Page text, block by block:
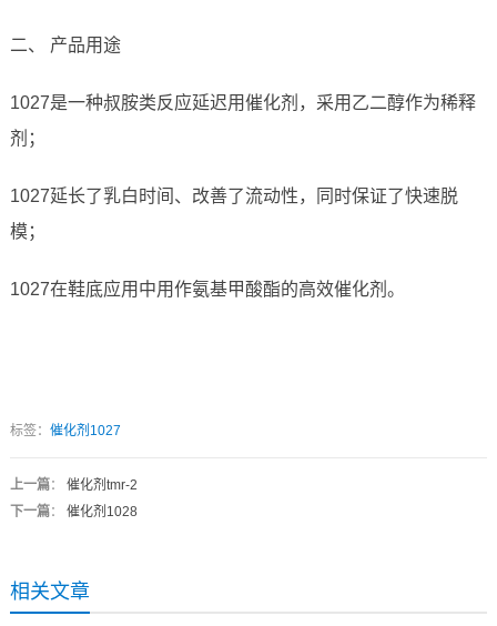
二、 产品用途
1027是一种叔胺类反应延迟用催化剂，采用乙二醇作为稀释
剂；
1027延长了乳白时间、改善了流动性，同时保证了快速脱
模；
1027在鞋底应用中用作氨基甲酸酯的高效催化剂。
标签： 催化剂1027
上一篇： 催化剂tmr-2
下一篇： 催化剂1028
相关文章